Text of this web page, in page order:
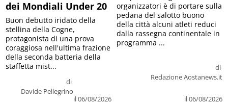
dei Mondiali Under 20
di
Davide Pellegrino
il 06/08/2026
Buon debutto iridato della
stellina della Cogne,
protagonista di una prova
coraggiosa nell'ultima frazione
della seconda batteria della
staffetta mist...
di
Redazione Aostanews.it
il 06/08/2026
organizzatori è di portare sulla
pedana del salotto buono
della città alcuni atleti reduci
dalla rassegna continentale in
programma ...